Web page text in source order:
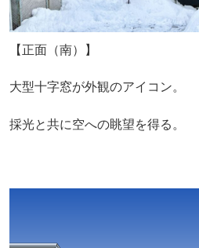
【正面（南）】
大型十字窓が外観のアイコン。
採光と共に空への眺望を得る。